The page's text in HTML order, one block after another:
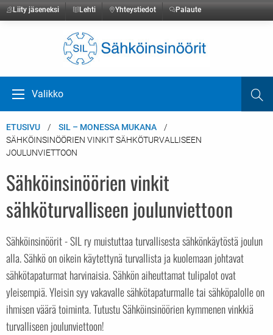
Liity jäseneksi Lehti Yhteystiedot Palaute
Avaa valikko
Valikko
ETUSIVU
SIL – MONESSA MUKANA
SÄHKÖINSINÖÖRIEN VINKIT SÄHKÖTURVALLISEEN
JOULUNVIETTOON
Sähköinsinöörien vinkit
sähköturvalliseen joulunviettoon
Sähköinsinöörit - SIL ry muistuttaa turvallisesta sähkönkäytöstä joulun
alla. Sähkö on oikein käytettynä turvallista ja kuolemaan johtavat
sähkötapaturmat harvinaisia. Sähkön aiheuttamat tulipalot ovat
yleisempiä. Yleisin syy vakavalle sähkötapaturmalle tai sähköpalolle on
ihmisen väärä toiminta. Tutustu Sähköinsinöörien kymmenen vinkkiä
turvalliseen joulunviettoon!